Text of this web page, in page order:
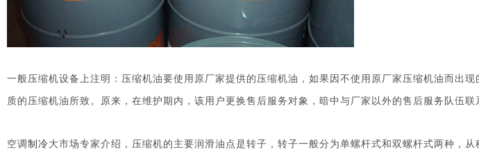
一般压缩机设备上注明：压缩机油要使用原厂家提供的压缩机油，如果因不使用原厂家压缩机油而出
质的压缩机油所致。原来，在维护期内，该用户更换售后服务对象，暗中与厂家以外的售后服务队伍
空调 制冷大市场专家介绍，压缩机的主要润滑油点是转子，转子一般分为单螺杆式和双螺杆式两种，